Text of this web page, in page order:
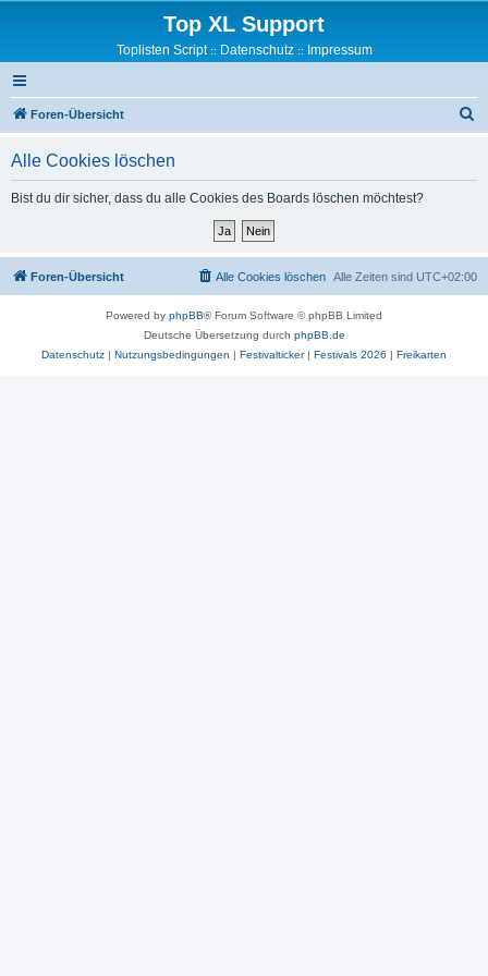
Top XL Support
Toplisten Script:: Datenschutz:: Impressum
Foren-Übersicht
Alle Cookies löschen
Bist du dir sicher, dass du alle Cookies des Boards löschen möchtest?
Foren-Übersicht Alle Zeiten sind UTC+02:00
Alle Cookies löschen
Powered by phpBB® Forum Software © phpBB Limited
Deutsche Übersetzung durch phpBB.de
Datenschutz | Nutzungsbedingungen | Festivalticker| Festivals 2026 | Freikarten